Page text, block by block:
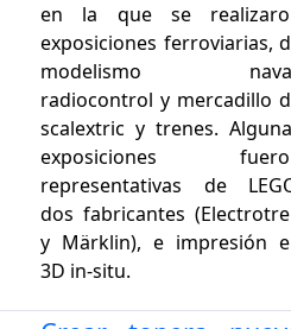
en la que se
exposiciones ferroviarias,
modelismo
radiocontrol y mercadillo
scalextric y trenes.
exposiciones
representativas de
dos fabricantes
y Märklin), e impresión
3D in-situ.